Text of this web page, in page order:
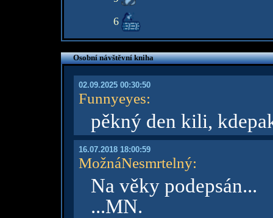
6
Osobní návštěvní kniha
02.09.2025 00:30:50
Funnyeyes:
pěkný den kili,
16.07.2018 18:00:59
MožnáNesmrtelný:
Na věky podepsán...
...MN.